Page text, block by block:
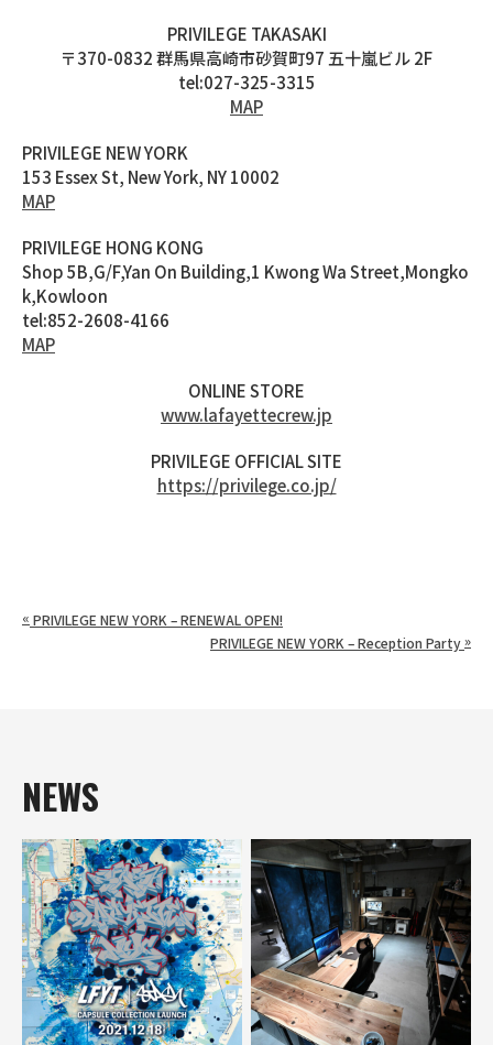
PRIVILEGE TAKASAKI
〒370-0832 群馬県高崎市砂賀町97 五十嵐ビル 2F
tel:027-325-3315
MAP
PRIVILEGE NEW YORK
153 Essex St, New York, NY 10002
MAP
PRIVILEGE HONG KONG
Shop 5B,G/F,Yan On Building,1 Kwong Wa Street,Mongko
k,Kowloon
tel:852-2608-4166
MAP
ONLINE STORE
www.lafayettecrew.jp
PRIVILEGE OFFICIAL SITE
https://privilege.co.jp/
« PRIVILEGE NEW YORK – RENEWAL OPEN!
PRIVILEGE NEW YORK – Reception Party»
NEWS